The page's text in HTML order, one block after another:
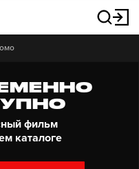
фильм
каталоге